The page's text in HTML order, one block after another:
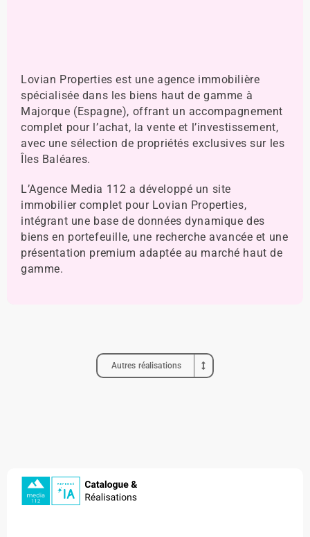
Lovian Properties est une agence immobilière
spécialisée dans les biens haut de gamme à
Majorque (Espagne), offrant un accompagnement
complet pour l’achat, la vente et l’investissement,
avec une sélection de propriétés exclusives sur les
Îles Baléares.
L’Agence Media 112 a développé un site
immobilier complet pour Lovian Properties,
intégrant une base de données dynamique des
biens en portefeuille, une recherche avancée et une
présentation premium adaptée au marché haut de
gamme.
Autres réalisations